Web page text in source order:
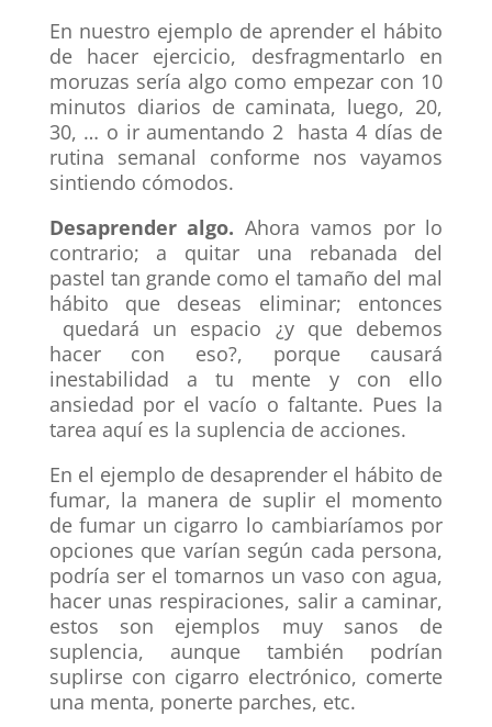
En nuestro ejemplo de aprender el hábito
de hacer ejercicio, desfragmentarlo en
moruzas sería algo como empezar con 10
minutos diarios de caminata, luego, 20,
30, … o ir aumentando 2 hasta 4 días de
rutina semanal conforme nos vayamos
sintiendo cómodos.
Desaprender algo. Ahora vamos por lo
contrario; a quitar una rebanada del
pastel tan grande como el tamaño del mal
hábito que deseas eliminar; entonces
quedará un espacio ¿y que debemos
hacer con eso?, porque causará
inestabilidad a tu mente y con ello
ansiedad por el vacío o faltante. Pues la
tarea aquí es la suplencia de acciones.
En el ejemplo de desaprender el hábito de
fumar, la manera de suplir el momento
de fumar un cigarro lo cambiaríamos por
opciones que varían según cada persona,
podría ser el tomarnos un vaso con agua,
hacer unas respiraciones, salir a caminar,
estos son ejemplos muy sanos de
suplencia, aunque también podrían
suplirse con cigarro electrónico, comerte
una menta, ponerte parches, etc.